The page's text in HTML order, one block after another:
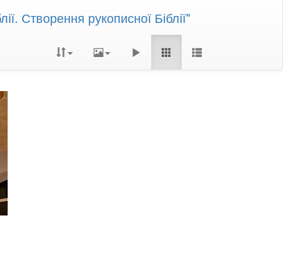
Створення рукописної Біблії"